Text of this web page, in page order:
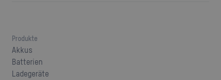
Produkte
Akkus
Batterien
Ladegeräte